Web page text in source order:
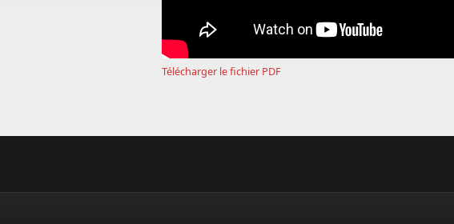
Télécharger le fichier PDF